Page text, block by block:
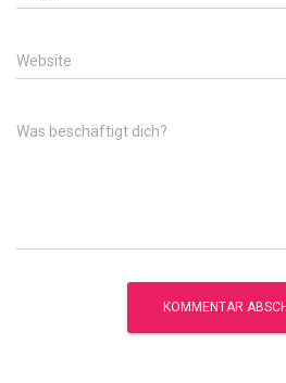
Website
Was beschäftigt dich?